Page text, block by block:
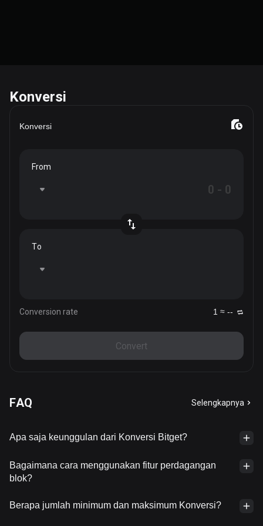
Konversi
Konversi
From
To
Conversion rate 1 ≈ --
Convert
FAQ Selengkapnya
Apa saja keunggulan dari Konversi Bitget?
Bagaimana cara menggunakan fitur perdagangan
blok?
Berapa jumlah minimum dan maksimum Konversi?